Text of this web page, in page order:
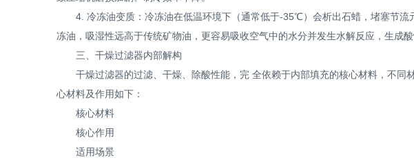
4. 冷冻油变质：冷冻油在低温环境下（通常低于-35℃）会析出石蜡，堵塞节流
冻油，吸湿性远高于传统矿物油，更容易吸收空气中的水分并发生水解反应，生成酸
三、干燥过滤器内部解构
干燥过滤器的过滤、干燥、除酸性能，完 全依赖于内部填充的核心材料，不同
心材料及作用如下：
核心材料
核心作用
适用场景